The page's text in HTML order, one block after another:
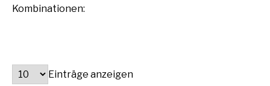
Kombinationen:
Einträge anzeigen